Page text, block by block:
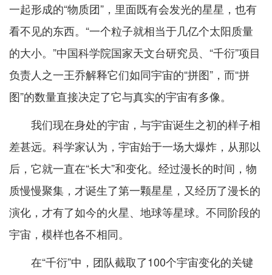
一起形成的“物质团”，里面既有会发光的星星，也有
看不见的东西。“一个粒子就相当于几亿个太阳质量
的大小。”中国科学院国家天文台研究员、“千衍”项目
负责人之一王乔解释它们如同宇宙的“拼图”，而“拼
图”的数量直接决定了它与真实的宇宙有多像。
我们现在身处的宇宙，与宇宙诞生之初的样子相
差甚远。科学家认为，宇宙始于一场大爆炸，从那以
后，它就一直在“长大”和变化。经过漫长的时间，物
质慢慢聚集，才诞生了第一颗星星，又经历了漫长的
演化，才有了如今的火星、地球等星球。不同阶段的
宇宙，模样也各不相同。
在“千衍”中，团队截取了100个宇宙变化的关键